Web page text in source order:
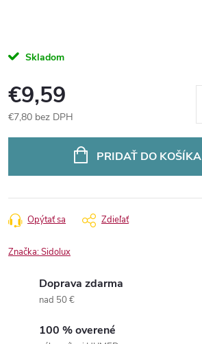
Skladom
€9,59
€7,80 bez DPH
PRIDAŤ DO KOŠÍKA
Opýtať sa Zdieľať
Značka:Sidolux
Doprava zdarma
nad 50 €
100 % overené